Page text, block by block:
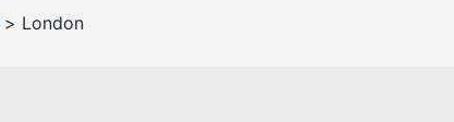
London